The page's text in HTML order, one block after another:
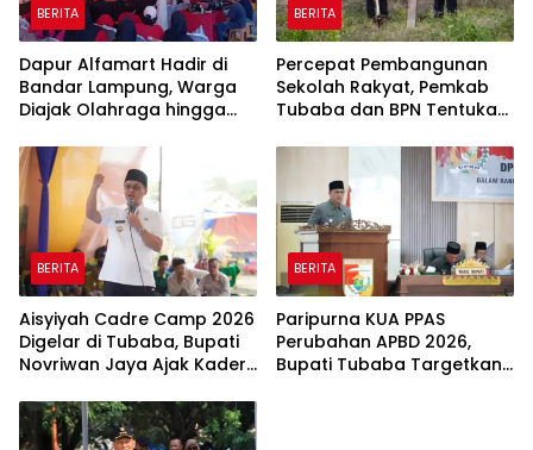
BERITA
Dapur Alfamart Hadir di
Bandar Lampung, Warga
Diajak Olahraga hingga
BERITA
Percepat Pembangunan
Sekolah Rakyat, Pemkab
Tubaba dan BPN Tentukan
BERITA
Aisyiyah Cadre Camp 2026
Digelar di Tubaba, Bupati
Novriwan Jaya Ajak Kader
Pembangunan
BERITA
Paripurna KUA PPAS
Perubahan APBD 2026,
Bupati Tubaba Targetkan